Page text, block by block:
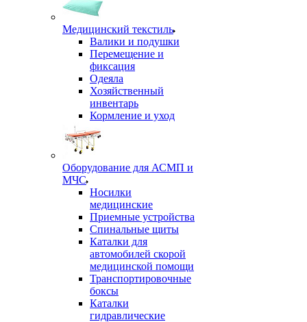
Медицинский текстиль
Валики и подушки
Перемещение и
фиксация
Одеяла
Хозяйственный
инвентарь
Кормление и уход
Оборудование для АСМП и
МЧС
Носилки
медицинские
Приемные устройства
Спинальные щиты
Каталки для
автомобилей скорой
медицинской помощи
Транспортировочные
боксы
Каталки
гидравлические